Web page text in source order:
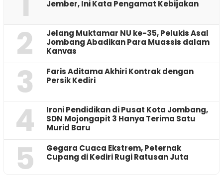
Jember, Ini Kata Pengamat Kebijakan ‎
2
Jelang Muktamar NU ke-35, Pelukis Asal
Jombang Abadikan Para Muassis dalam
Kanvas
3
Faris Aditama Akhiri Kontrak dengan
Persik Kediri
4
Ironi Pendidikan di Pusat Kota Jombang,
SDN Mojongapit 3 Hanya Terima Satu
Murid Baru
5
‎Gegara Cuaca Ekstrem, Peternak
Cupang di Kediri Rugi Ratusan Juta